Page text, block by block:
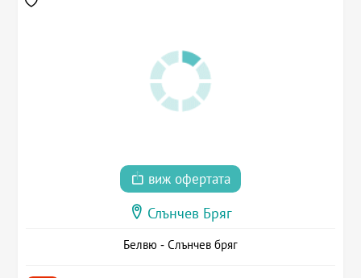
виж офертата
Слънчев Бряг
Белвю - Слънчев бряг